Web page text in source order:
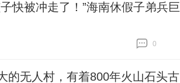
快被冲走了！”海南休假子弟兵巨
0
的无人村，有着800年火山石头古